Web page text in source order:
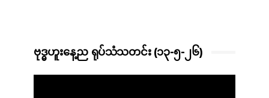
ဗုဒ္ဓဟူးနေ့ည ရုပ်သံသတင်း (၁၃-၅-၂၆)